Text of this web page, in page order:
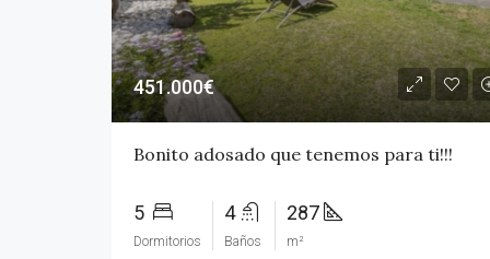
451.000€
Bonito adosado que tenemos para ti!!!
5
Dormitorios
4
Baños
287
m²